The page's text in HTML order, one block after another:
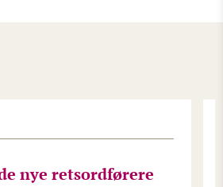
nye retsordførere